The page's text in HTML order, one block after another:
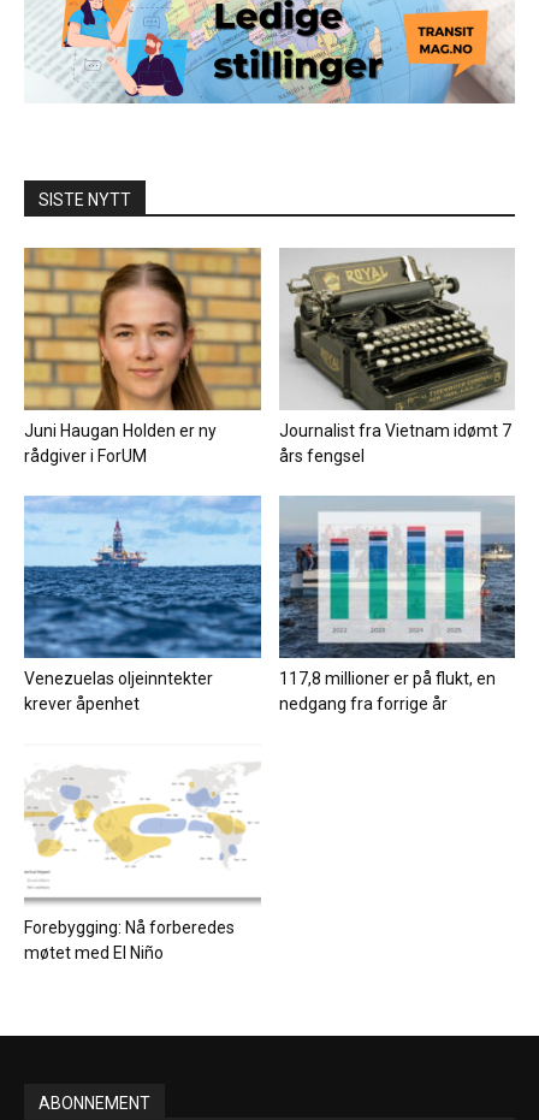
SISTE NYTT
Juni Haugan Holden er ny
rådgiver i ForUM
Journalist fra Vietnam idømt 7
års fengsel
Venezuelas oljeinntekter
krever åpenhet
117,8 millioner er på flukt, en
nedgang fra forrige år
Forebygging: Nå forberedes
møtet med El Niño
ABONNEMENT